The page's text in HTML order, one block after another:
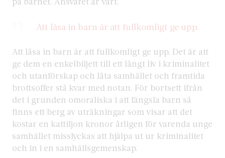
Att låsa in barn är att fullkomligt ge upp.
Att låsa in barn är att fullkomligt ge upp. Det är att
ge dem en enkelbiljett till ett långt liv i kriminalitet
och utanförskap och låta samhället och framtida
brottsoffer stå kvar med notan. För bortsett ifrån
det i grunden omoraliska i att fängsla barn så
finns ett berg av uträkningar som visar att det
kostar en kattiljon kronor årligen för varenda unge
samhället misslyckas att hjälpa ut ur kriminalitet
och in i en samhällsgemenskap.